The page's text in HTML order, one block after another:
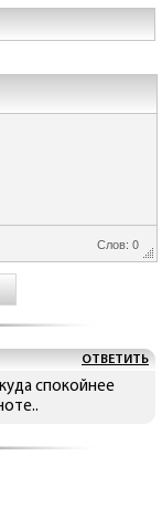
Слов: 0
ОТВЕТИТЬ
спокойнее